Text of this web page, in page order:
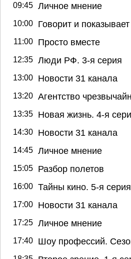
09:45 Личное мнение
10:00 Говорит и
11:00 Просто вместе
12:35 Люди РФ. 3-я серия
13:00 Новости 31 канала
13:20 Агентство
13:35 Новая жизнь. 4-я
14:30 Новости 31 канала
14:45 Личное мнение
15:05 Разбор полетов
16:00 Тайны кино. 5-я серия
17:00 Новости 31 канала
17:25 Личное мнение
17:40 Шоу профессий.